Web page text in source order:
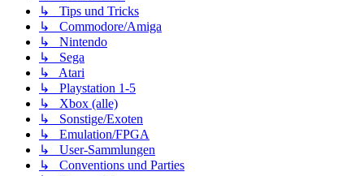
↳ Tips und Tricks
↳ Commodore/Amiga
↳ Nintendo
↳ Sega
↳ Atari
↳ Playstation 1-5
↳ Xbox (alle)
↳ Sonstige/Exoten
↳ Emulation/FPGA
↳ User-Sammlungen
↳ Conventions und Parties